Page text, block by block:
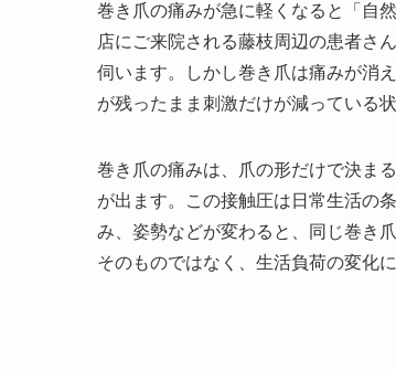
巻き爪の痛みが急に軽くなると「自
店にご来院される藤枝周辺の患者さ
伺います。しかし巻き爪は痛みが消
が残ったまま刺激だけが減っている
巻き爪の痛みは、爪の形だけで決ま
が出ます。この接触圧は日常生活の
み、姿勢などが変わると、同じ巻き
そのものではなく、生活負荷の変化